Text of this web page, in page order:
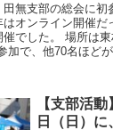
無支部の総会に初
オンライン開催だ
でした。 場所は
加で、他70名ほど
【支部活
日（日）